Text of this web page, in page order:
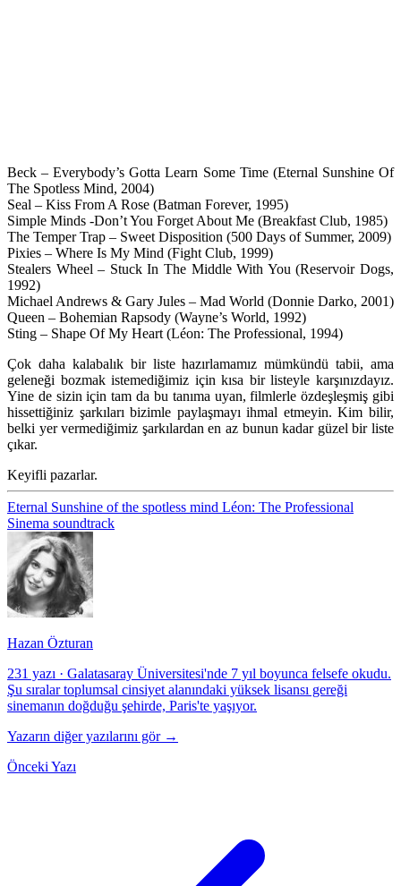
Beck – Everybody’s Gotta Learn Some Time (Eternal Sunshine Of
The Spotless Mind, 2004)
Seal – Kiss From A Rose (Batman Forever, 1995)
Simple Minds -Don’t You Forget About Me (Breakfast Club, 1985)
The Temper Trap – Sweet Disposition (500 Days of Summer, 2009)
Pixies – Where Is My Mind (Fight Club, 1999)
Stealers Wheel – Stuck In The Middle With You (Reservoir Dogs,
1992)
Michael Andrews & Gary Jules – Mad World (Donnie Darko, 2001)
Queen – Bohemian Rapsody (Wayne’s World, 1992)
Sting – Shape Of My Heart (Léon: The Professional, 1994)
Çok daha kalabalık bir liste hazırlamamız mümkündü tabii, ama
geleneği bozmak istemediğimiz için kısa bir listeyle karşınızdayız.
Yine de sizin için tam da bu tanıma uyan, filmlerle özdeşleşmiş gibi
hissettiğiniz şarkıları bizimle paylaşmayı ihmal etmeyin. Kim bilir,
belki yer vermediğimiz şarkılardan en az bunun kadar güzel bir liste
çıkar.
Keyifli pazarlar.
Eternal Sunshine of the spotless mind Léon: The Professional
Sinema soundtrack
Hazan Özturan
231 yazı · Galatasaray Üniversitesi'nde 7 yıl boyunca felsefe okudu.
Şu sıralar toplumsal cinsiyet alanındaki yüksek lisansı gereği
sinemanın doğduğu şehirde, Paris'te yaşıyor.
Yazarın diğer yazılarını gör →
Önceki Yazı